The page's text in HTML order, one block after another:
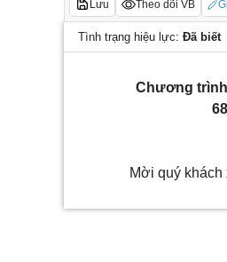
Lưu Theo dõi VB
Tình trạng hiệu lực: Đã biết
Chương
Mời quý khách